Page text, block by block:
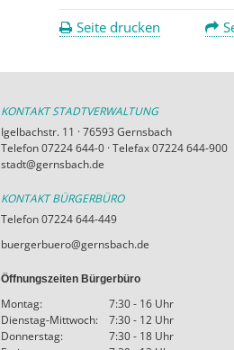
Seite drucken
KONTAKT STADTVERWALTUNG
Igelbachstr. 11 · 76593 Gernsbach
Telefon 07224 644-0 · Telefax 07224 644-900
stadt@gernsbach.de
KONTAKT BÜRGERBÜRO
Telefon 07224 644-449
buergerbuero@gernsbach.de
Öffnungszeiten Bürgerbüro
Montag:
7:30 - 16 Uhr
Dienstag-Mittwoch:
7:30 - 12 Uhr
Donnerstag:
7:30 - 18 Uhr